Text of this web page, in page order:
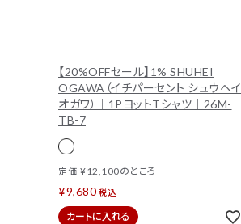
【20%OFFセール】1% SHUHEI
OGAWA（イチパーセント シュウヘイ
オガワ）｜1PヨットTシャツ｜26M-
TB-7
定価 ¥12,100のところ
¥9,680 税込
カートに入れる